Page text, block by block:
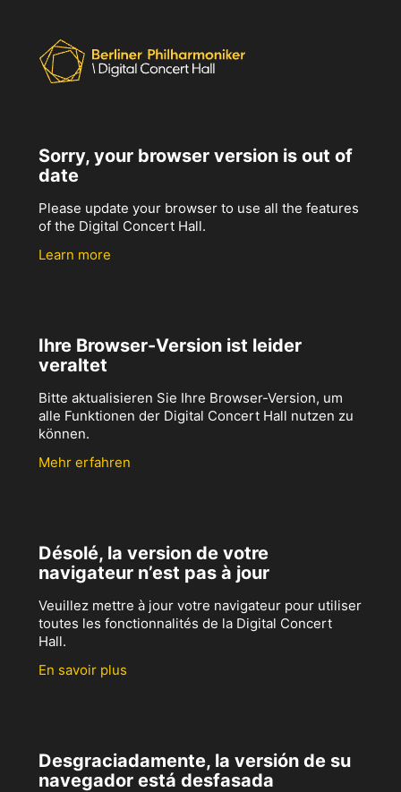
Sorry, your browser version is out of
date
Please update your browser to use all the features
of the Digital Concert Hall.
Learn more
Ihre Browser-Version ist leider
veraltet
Bitte aktualisieren Sie Ihre Browser-Version, um
alle Funktionen der Digital Concert Hall nutzen zu
können.
Mehr erfahren
Désolé, la version de votre
navigateur n’est pas à jour
Veuillez mettre à jour votre navigateur pour utiliser
toutes les fonctionnalités de la Digital Concert
Hall.
En savoir plus
Desgraciadamente, la versión de su
navegador está desfasada